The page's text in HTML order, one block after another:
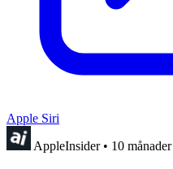
Apple Siri
AppleInsider • 10